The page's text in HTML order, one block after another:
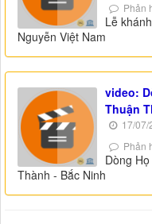
Phản
Lễ
Nguyễn Việt Nam
video:
Thuận
17/07/
Phản
Dòng
Thành - Bắc Ninh